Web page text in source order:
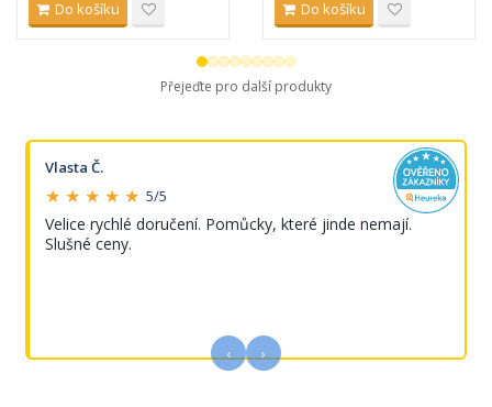
Do košíku Do košíku
Přejeďte pro další produkty
Vlasta Č.
★ ★ ★ ★ ★ 5/5
Velice rychlé doručení. Pomůcky, které jinde nemají.
Slušné ceny.
‹ ›